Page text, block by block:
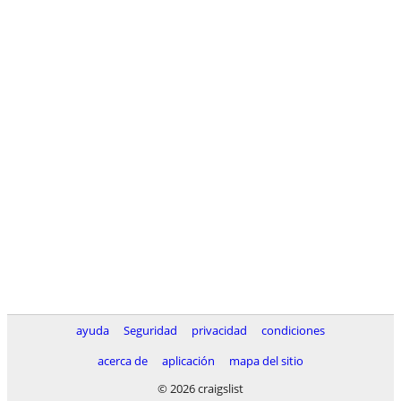
ayuda Seguridad privacidad
condiciones
acerca de
aplicación
mapa del sitio
© 2026 craigslist